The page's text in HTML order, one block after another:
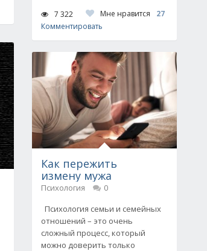
7 322 Мне нравится
27
Комментировать
Как пережить
измену мужа
Психология
0
Психология семьи и семейных
отношений – это очень
сложный процесс, который
можно доверить только